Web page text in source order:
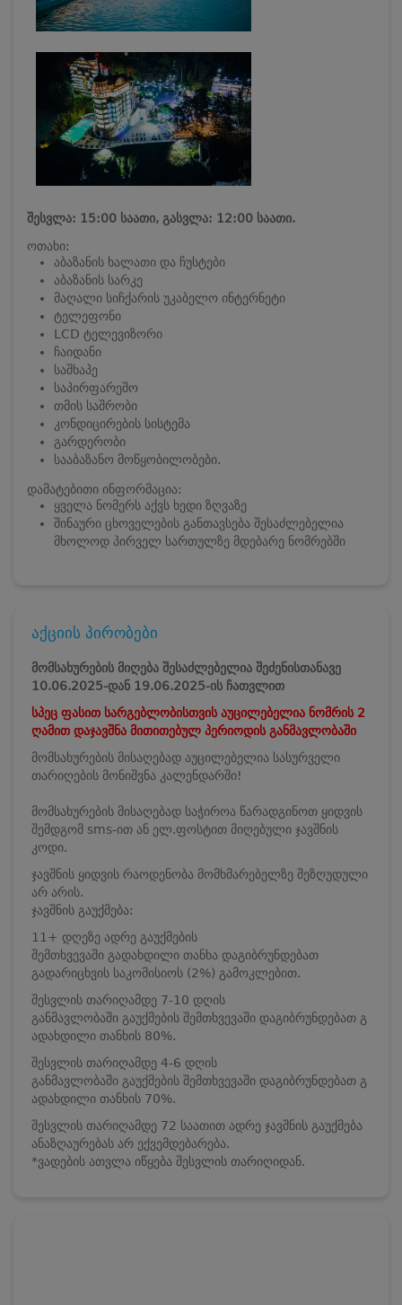
შესვლა: 15:00 საათი, გასვლა: 12:00 საათი.
ოთახი:
აბაზანის ხალათი და ჩუსტები
აბაზანის სარკე
მაღალი სიჩქარის უკაბელო ინტერნეტი
ტელეფონი
LCD ტელევიზორი
ჩაიდანი
საშხაპე
საპირფარეშო
თმის საშრობი
კონდიცირების სისტემა
გარდერობი
სააბაზანო მოწყობილობები.
დამატებითი ინფორმაცია:
ყველა ნომერს აქვს ხედი ზღვაზე
შინაური ცხოველების განთავსება შესაძლებელია
მხოლოდ პირველ სართულზე მდებარე ნომრებში
აქციის პირობები
მომსახურების მიღება შესაძლებელია შეძენისთანავე
10.06.2025-დან 19.06.2025-ის ჩათვლით
სპეც ფასით სარგებლობისთვის აუცილებელია ნომრის 2
ღამით დაჯავშნა მითითებულ პერიოდის განმავლობაში
მომსახურების მისაღებად აუცილებელია სასურველი
თარიღების მონიშვნა კალენდარში!
მომსახურების მისაღებად საჭიროა წარადგინოთ ყიდვის
შემდგომ sms-ით ან ელ.ფოსტით მიღებული ჯავშნის
კოდი.
ჯავშნის ყიდვის რაოდენობა მომხმარებელზე შეზღუდული
არ არის.
ჯავშნის გაუქმება:
11+ დღეზე ადრე გაუქმების
შემთხვევაში გადახდილი თანხა დაგიბრუნდებათ
გადარიცხვის საკომისიოს (2%) გამოკლებით.
შესვლის თარიღამდე 7-10 დღის
განმავლობაში გაუქმების შემთხვევაში დაგიბრუნდებათ გ
ადახდილი თანხის 80%.
შესვლის თარიღამდე 4-6 დღის
განმავლობაში გაუქმების შემთხვევაში დაგიბრუნდებათ გ
ადახდილი თანხის 70%.
შესვლის თარიღამდე 72 საათით ადრე ჯავშნის გაუქმება
ანაზღაურებას არ ექვემდებარება.
*ვადების ათვლა იწყება შესვლის თარიღიდან.